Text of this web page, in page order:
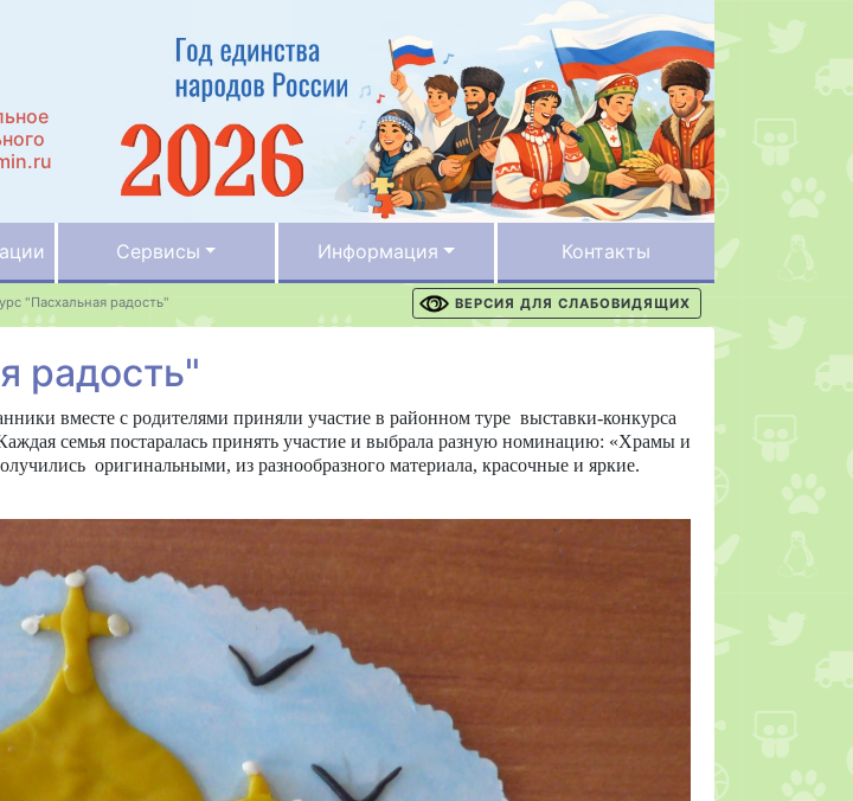
Сервисы Информация Контакты
"Пасхальная радость" ВЕРСИЯ ДЛЯ СЛАБОВИДЯЩИХ
радость"
вместе с родителями приняли участие в районном туре выставки-конкурса
семья постаралась принять участие и выбрала разную номинацию: «Храмы и
оригинальными, из разнообразного материала, красочные и яркие.